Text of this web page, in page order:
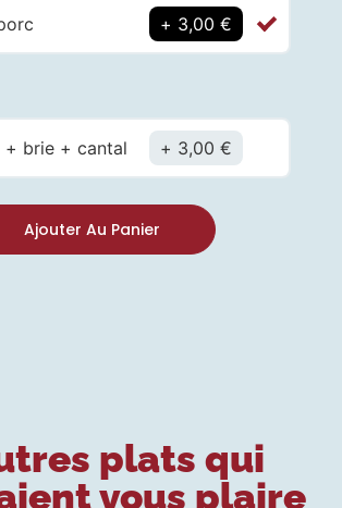
3,00€
+ brie + cantal 3,00€
Ajouter Au Panier
plats qui
vous plaire